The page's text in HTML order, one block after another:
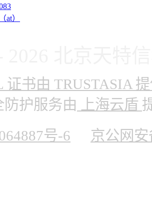
at）
证书由 TRUSTASIA
护服务由 上海云盾
号-6
京公网安